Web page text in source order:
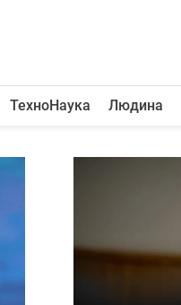
ТехноНаука Людина